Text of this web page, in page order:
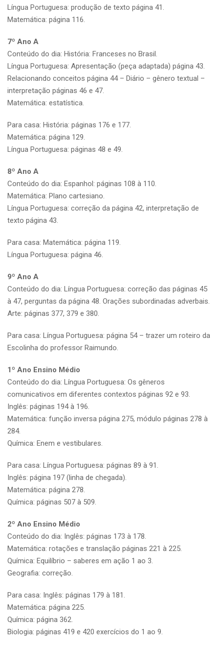
Língua Portuguesa: produção de texto página 41.
Matemática: página 116.
7º Ano A
Conteúdo do dia: História: Franceses no Brasil.
Língua Portuguesa: Apresentação (peça adaptada) página 43.
Relacionando conceitos página 44 – Diário – gênero textual –
interpretação páginas 46 e 47.
Matemática: estatística.
Para casa: História: páginas 176 e 177.
Matemática: página 129.
Língua Portuguesa: páginas 48 e 49.
8º Ano A
Conteúdo do dia: Espanhol: páginas 108 à 110.
Matemática: Plano cartesiano.
Língua Portuguesa: correção da página 42, interpretação de
texto página 43.
Para casa: Matemática: página 119.
Língua Portuguesa: página 46.
9º Ano A
Conteúdo do dia: Língua Portuguesa: correção das páginas 45
à 47, perguntas da página 48. Orações subordinadas adverbais.
Arte: páginas 377, 379 e 380.
Para casa: Língua Portuguesa: página 54 – trazer um roteiro da
Escolinha do professor Raimundo.
1º Ano Ensino Médio
Conteúdo do dia: Língua Portuguesa: Os gêneros
comunicativos em diferentes contextos páginas 92 e 93.
Inglês: páginas 194 à 196.
Matemática: função inversa página 275, módulo páginas 278 à
284.
Química: Enem e vestibulares.
Para casa: Língua Portuguesa: páginas 89 à 91.
Inglês: página 197 (linha de chegada).
Matemática: página 278.
Química: páginas 507 à 509.
2º Ano Ensino Médio
Conteúdo do dia: Inglês: páginas 173 à 178.
Matemática: rotações e translação páginas 221 à 225.
Química: Equilíbrio – saberes em ação 1 ao 3.
Geografia: correção.
Para casa: Inglês: páginas 179 à 181.
Matemática: página 225.
Química: página 362.
Biologia: páginas 419 e 420 exercícios do 1 ao 9.